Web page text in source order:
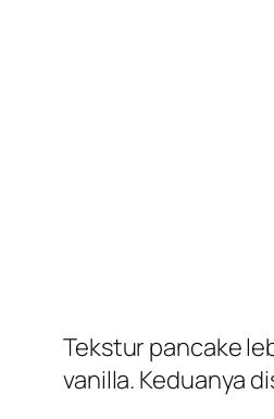
Tekstur pancake
vanilla. Keduanya